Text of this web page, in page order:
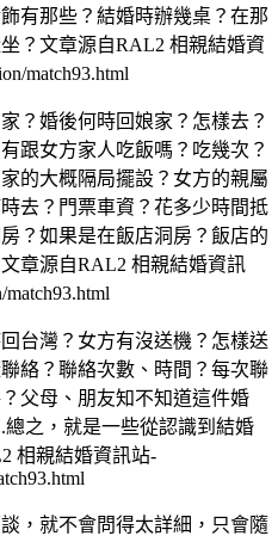
有那些？結婚時辦幾桌？在那
？ 文章源自RAL2 相親結婚資
match93.html
？婚後何時回娘家？怎樣去？
跟女方家人吃飯嗎？吃幾次？
的大概隔局擺設？女方的親屬
去？門票車資？花多少時間抵
？如果是在飯店洞房？飯店的
文章源自RAL2 相親結婚資訊
台灣？女方有沒送機？怎樣送
絡？聯絡次數、時間？每次聯
父母、朋友知不知道這件婚
之，就是一些從認識到結婚
相親結婚資訊站-
，就不會問得太詳細，只會隨